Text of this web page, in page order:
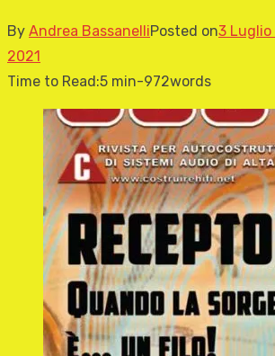
By Andrea BassanelliPosted on3 Luglio
2021
Time to Read:5 min-972words